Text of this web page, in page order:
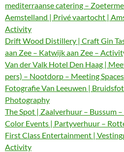
mediterraanse catering –
Aemstelland | Privé vaartocht |
Activity
Drift Wood Distillery | Craft Gin
aan Zee – Katwijk aan Zee –
Van der Valk Hotel Den Haag |
pers) – Nootdorp – Meeting Spaces
Fotografie Van Leeuwen |
Photography
The Spot | Zaalverhuur – Bussum
Color Events | Partyverhuur –
First Class Entertainment |
Activity